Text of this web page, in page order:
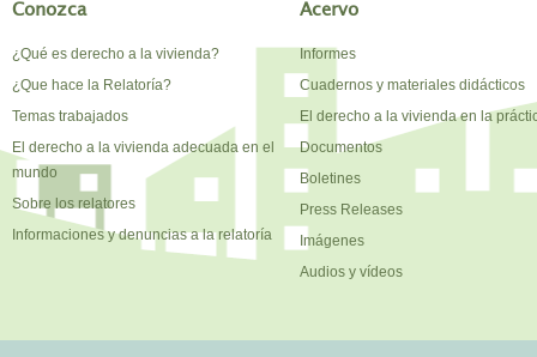
Conozca
¿Qué es derecho a la vivienda?
¿Que hace la Relatoría?
Temas trabajados
El derecho a la vivienda adecuada en el
mundo
Sobre los relatores
Informaciones y denuncias a la relatoría
Acervo
Informes
Cuadernos y materiales didácticos
El derecho a la vivienda en la
Documentos
Boletines
Press Releases
Imágenes
Audios y vídeos